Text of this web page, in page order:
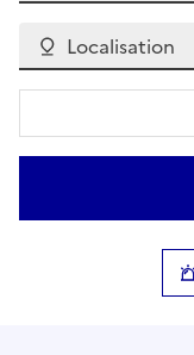
Localisation